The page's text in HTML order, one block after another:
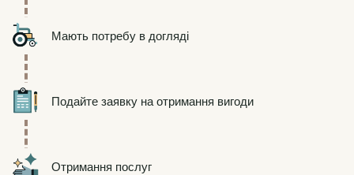
Icon Мають потребу в догляді
Icon Подайте заявку на отримання вигоди
Icon Отримання послуг